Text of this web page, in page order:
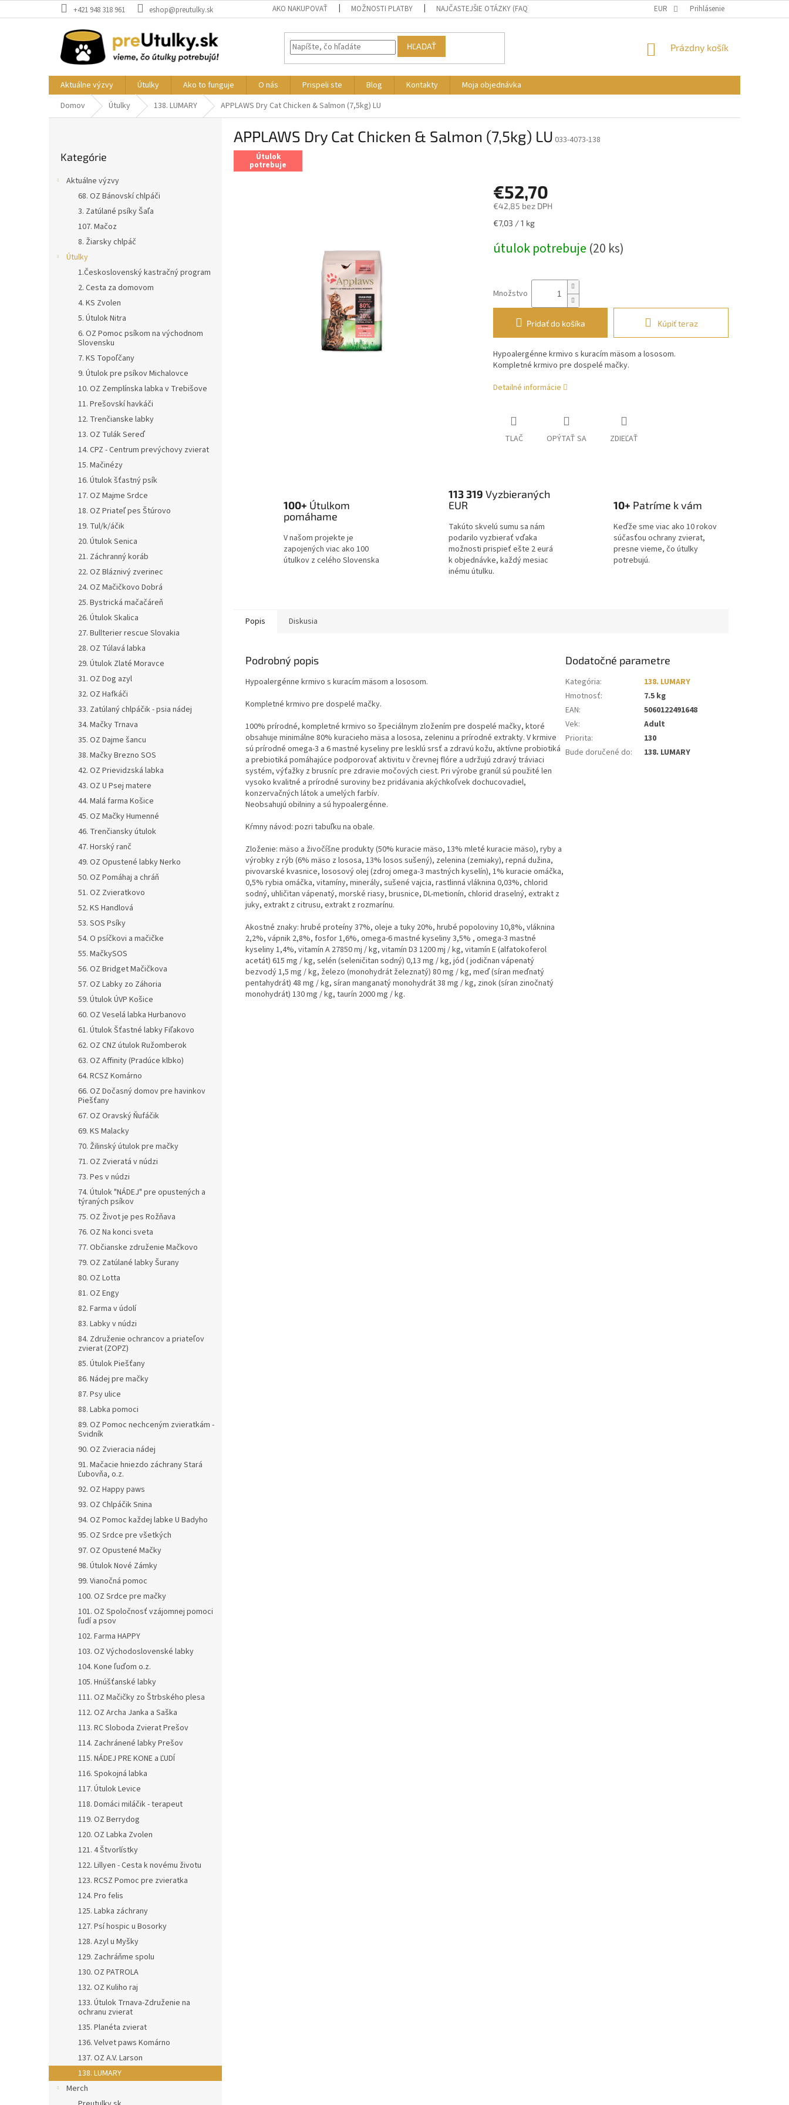
na
+421 948 318 961 eshop@preutulky.sk AKO NAKUPOVAŤ MOŽNOSTI PLATBY NAJČASTEJŠIE OTÁZKY (FAQ) PODMIENKY OCHRANY OSOBNÝCH
EUR Prihlásenie
HĽADAŤ
NÁKUPNÝ
Prázdny košík
Aktuálne výzvy Útulky Ako to funguje O nás Prispeli ste Blog Kontakty
Moja objednávka
Domov
Útulky 138. LUMARY APPLAWS Dry Cat Chicken & Salmon (7,5kg) LU
kategórie
Kategórie
Aktuálne výzvy
68. OZ Bánovskí chlpáči
3. Zatúlané psíky Šaľa
107. Mačoz
8. Žiarsky chlpáč
Útulky
1.Československý kastračný program
2. Cesta za domovom
4. KS Zvolen
5. Útulok Nitra
6. OZ Pomoc psíkom na východnom
Slovensku
7. KS Topoľčany
9. Útulok pre psíkov Michalovce
10. OZ Zemplínska labka v Trebišove
11. Prešovskí havkáči
12. Trenčianske labky
13. OZ Tulák Sereď
14. CPZ - Centrum prevýchovy zvierat
15. Mačinézy
16. Útulok šťastný psík
17. OZ Majme Srdce
18. OZ Priateľ pes Štúrovo
19. Tul/k/áčik
20. Útulok Senica
21. Záchranný koráb
22. OZ Bláznivý zverinec
24. OZ Mačičkovo Dobrá
25. Bystrická mačačáreň
26. Útulok Skalica
27. Bullterier rescue Slovakia
28. OZ Túlavá labka
29. Útulok Zlaté Moravce
31. OZ Dog azyl
32. OZ Hafkáči
33. Zatúlaný chlpáčik - psia nádej
34. Mačky Trnava
35. OZ Dajme šancu
38. Mačky Brezno SOS
42. OZ Prievidzská labka
43. OZ U Psej matere
44. Malá farma Košice
45. OZ Mačky Humenné
46. Trenčiansky útulok
47. Horský ranč
49. OZ Opustené labky Nerko
50. OZ Pomáhaj a chráň
51. OZ Zvieratkovo
52. KS Handlová
53. SOS Psíky
54. O psíčkovi a mačičke
55. MačkySOS
56. OZ Bridget Mačičkova
57. OZ Labky zo Záhoria
59. Útulok ÚVP Košice
60. OZ Veselá labka Hurbanovo
61. Útulok Šťastné labky Fiľakovo
62. OZ CNZ útulok Ružomberok
63. OZ Affinity (Pradúce klbko)
64. RCSZ Komárno
66. OZ Dočasný domov pre havinkov
Piešťany
67. OZ Oravský Ňufáčik
69. KS Malacky
70. Žilinský útulok pre mačky
71. OZ Zvieratá v núdzi
73. Pes v núdzi
74. Útulok "NÁDEJ" pre opustených a
týraných psíkov
75. OZ Život je pes Rožňava
76. OZ Na konci sveta
77. Občianske združenie Mačkovo
79. OZ Zatúlané labky Šurany
80. OZ Lotta
81. OZ Engy
82. Farma v údolí
83. Labky v núdzi
84. Združenie ochrancov a priateľov
zvierat (ZOPZ)
85. Útulok Piešťany
86. Nádej pre mačky
87. Psy ulice
88. Labka pomoci
89. OZ Pomoc nechceným zvieratkám -
Svidník
90. OZ Zvieracia nádej
91. Mačacie hniezdo záchrany Stará
Ľubovňa, o.z.
92. OZ Happy paws
93. OZ Chlpáčik Snina
94. OZ Pomoc každej labke U Badyho
95. OZ Srdce pre všetkých
97. OZ Opustené Mačky
98. Útulok Nové Zámky
99. Vianočná pomoc
100. OZ Srdce pre mačky
101. OZ Spoločnosť vzájomnej pomoci
ľudí a psov
102. Farma HAPPY
103. OZ Východoslovenské labky
104. Kone ľuďom o.z.
105. Hnúšťanské labky
111. OZ Mačičky zo Štrbského plesa
112. OZ Archa Janka a Saška
113. RC Sloboda Zvierat Prešov
114. Zachránené labky Prešov
115. NÁDEJ PRE KONE a ĽUDÍ
116. Spokojná labka
117. Útulok Levice
118. Domáci miláčik - terapeut
119. OZ Berrydog
120. OZ Labka Zvolen
121. 4 Štvorlístky
122. Lillyen - Cesta k novému životu
123. RCSZ Pomoc pre zvieratka
124. Pro felis
125. Labka záchrany
127. Psí hospic u Bosorky
128. Azyl u Myšky
129. Zachráňme spolu
130. OZ PATROLA
132. OZ Kuliho raj
133. Útulok Trnava-Združenie na
ochranu zvierat
135. Planéta zvierat
136. Velvet paws Komárno
137. OZ A.V. Larson
138. LUMARY
Merch
APPLAWS Dry Cat Chicken & Salmon (7,5kg) LU 033-4073-138
Útulok
potrebuje
€52,70
€42,85 bez DPH
Jednotková
€7,03 / 1 kg
útulok potrebuje (20 ks)
Množstvo
Pridať do košíka Kúpiť teraz
Hypoalergénne krmivo s kuracím mäsom a lososom.
Kompletné krmivo pre dospelé mačky.
Detailné informácie
TLAČ OPÝTAŤ SA ZDIEĽAŤ
100+ Útulkom
pomáhame
V našom projekte je
zapojených viac ako 100
útulkov z celého Slovenska
113 319 Vyzbieraných
EUR
Takúto skvelú sumu sa nám
podarilo vyzbierať vďaka
možnosti prispieť ešte 2 eurá
k objednávke, každý mesiac
inému útulku.
10+ Patríme k vám
Keďže sme viac ako 10 rokov
súčasťou ochrany zvierat,
presne vieme, čo útulky
potrebujú.
Popis Diskusia
Podrobný popis
Hypoalergénne krmivo s kuracím mäsom a lososom.
Kompletné krmivo pre dospelé mačky.
100% prírodné, kompletné krmivo so špeciálnym zložením pre dospelé mačky, ktoré
obsahuje minimálne 80% kuracieho mäsa a lososa, zeleninu a prírodné extrakty. V krmive
sú prírodné omega-3 a 6 mastné kyseliny pre lesklú srsť a zdravú kožu, aktívne probiotiká
a prebiotiká pomáhajúce podporovať aktivitu v črevnej flóre a udržujú zdravý tráviaci
systém, výťažky z brusníc pre zdravie močových ciest. Pri výrobe granúl sú použité len
vysoko kvalitné a prírodné suroviny bez pridávania akýchkoľvek dochucovadiel,
konzervačných látok a umelých farbív.
Neobsahujú obilniny a sú hypoalergénne.
Kŕmny návod: pozri tabuľku na obale.
Zloženie: mäso a živočíšne produkty (50% kuracie mäso, 13% mleté ​​kuracie mäso), ryby a
výrobky z rýb (6% mäso z lososa, 13% losos sušený), zelenina (zemiaky), repná dužina,
pivovarské kvasnice, lososový olej (zdroj omega-3 mastných kyselín), 1% kuracie omáčka,
0,5% rybia omáčka, vitamíny, minerály, sušené vajcia, rastlinná vláknina 0,03%, chlorid
sodný, uhličitan vápenatý, morské riasy, brusnice, DL-metionín, chlorid draselný, extrakt z
juky, extrakt z citrusu, extrakt z rozmarínu.
Akostné znaky: hrubé proteíny 37%, oleje a tuky 20%, hrubé popoloviny 10,8%, vláknina
2,2%, vápnik 2,8%, fosfor 1,6%, omega-6 mastné kyseliny 3,5% , omega-3 mastné
kyseliny 1,4%, vitamín A 27850 mj / kg, vitamín D3 1200 mj / kg, vitamín E (alfatokoferol
acetát) 615 mg / kg, selén (seleničitan sodný) 0,13 mg / kg, jód ( jodičnan vápenatý
bezvodý 1,5 mg / kg, železo (monohydrát železnatý) 80 mg / kg, meď (síran meďnatý
pentahydrát) 48 mg / kg, síran manganatý monohydrát 38 mg / kg, zinok (síran zinočnatý
monohydrát) 130 mg / kg, taurín 2000 mg / kg.
Dodatočné parametre
Kategória:
138. LUMARY
Hmotnosť:
7.5 kg
EAN:
5060122491648
Vek:
Adult
Priorita:
130
Bude doručené do: 138. LUMARY